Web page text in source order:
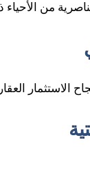
من الأحياء
الاستثمار